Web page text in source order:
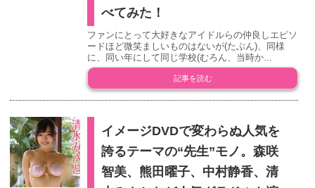
べてみた！
ファンにとって大好きなアイドルらの仲良しエピソ
ードほど微笑ましいものはないが(たぶん)、同様
に、同い年にして同じ学校(むろん、当時か...
記事を読む
イメージDVDで変わらぬ人気を
誇るテーマの“先生”モノ。森咲
智美、熊田曜子、中村静香、清